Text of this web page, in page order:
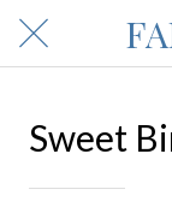
Sweet